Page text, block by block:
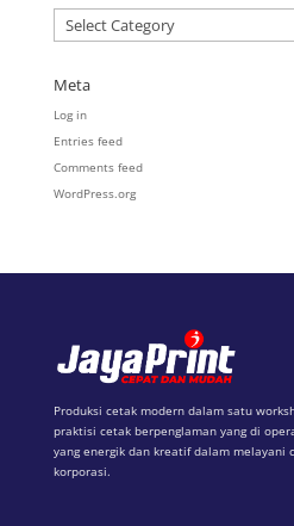
Categories
Meta
Log in
Entries feed
Comments feed
WordPress.org
Produksi cetak modern dalam satu
praktisi cetak berpenglaman yang di
yang energik dan kreatif dalam melayani
korporasi.